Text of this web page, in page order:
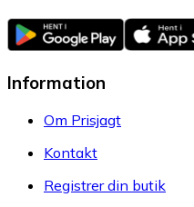
Information
Om Prisjagt
Kontakt
Registrer din butik